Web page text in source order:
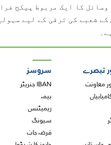
وسائل کا ایک مربوط پیکج
کے شعبے کی ترقی کے لیے
تبصرے
معاونت
سروسز
IBAN جنریٹر
بیمہ
ریمیٹنس
سیونگ
قرضہ جات